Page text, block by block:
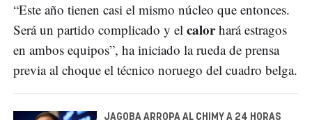
“Este año tienen casi el mismo núcleo que entonces.
Será un partido complicado y el calorhará estragos
en ambos equipos”, ha iniciado la rueda de prensa
previa al choque el técnico noruego del cuadro belga.
JAGOBA ARROPA AL CHIMY A 24 HORAS